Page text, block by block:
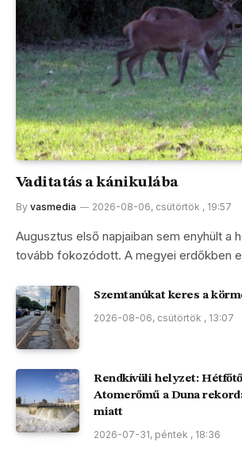
Vaditatás a kánikulába
By vasmedia 2026-08-06, csütörtök , 19:57
Augusztus első napjaiban sem enyhült a
tovább fokozódott. A megyei erdőkben
Szemtanúkat keres a
2026-08-06, csütörtök , 13:07
Rendkívüli helyzet:
Atomerőmű a Duna
miatt
2026-07-31, péntek , 18:36